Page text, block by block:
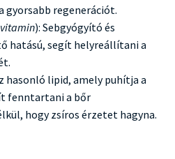
gyorsabb regenerációt.
): Sebgyógyító és
hatású, segít helyreállítani a
hasonló lipid, amely puhítja a
fenntartani a bőr
hogy zsíros érzetet hagyna.